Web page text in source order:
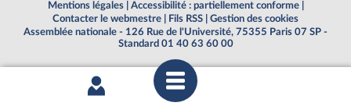
Mentions légales
Accessibilité : partiellement conforme
Contacter le webmestre
Fils RSS
Gestion des cookies
Assemblée nationale - 126 Rue de l'Université, 75355 Paris 07 SP -
Standard 01 40 63 60 00